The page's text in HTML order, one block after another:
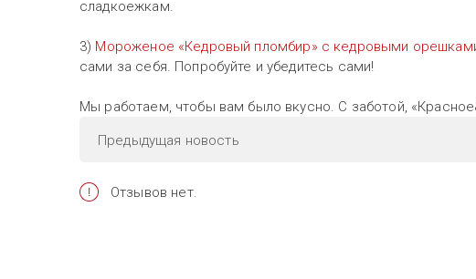
сладкоежкам.
3) Мороженое «Кедровый пломбир» с кедровыми
сами за себя. Попробуйте и убедитесь сами!
Мы работаем, чтобы вам было вкусно. С заботой,
Предыдущая новость
Отзывов нет.